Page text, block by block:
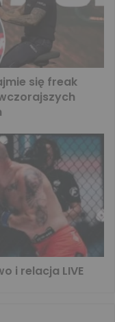
się freak
i relacja LIVE